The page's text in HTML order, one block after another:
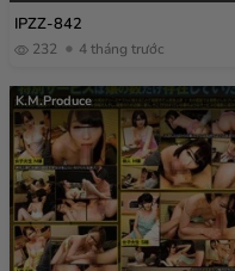
IPZZ-842
232 4 tháng trước
K.M.Produce